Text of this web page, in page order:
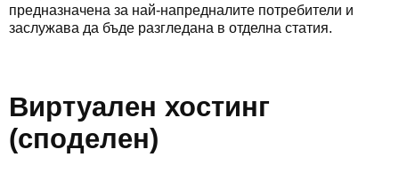
предназначена за най-напредналите потребители и
заслужава да бъде разгледана в отделна статия.
Виртуален хостинг
(споделен)